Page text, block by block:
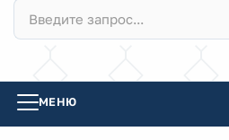
МЕНЮ